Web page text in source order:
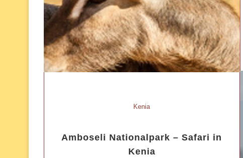
Kenia
Amboseli Nationalpark – Safari in
Kenia